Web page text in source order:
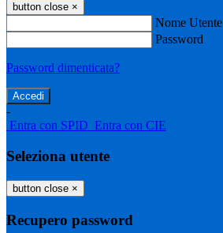
button close ×
Nome Utente
Password
Password dimenticata?
-
Entra con SPID Entra con CIE
Seleziona utente
button close ×
Recupero password